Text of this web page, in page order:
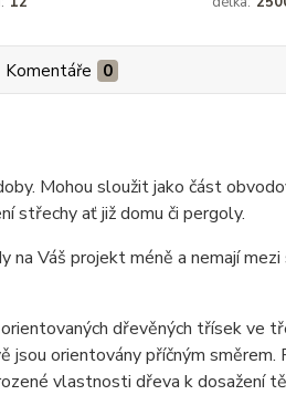
Komentáře 0
Mohou sloužit jako část
střechy ať již domu či pergoly.
Váš projekt méně a nemají mezi
dřevěných třísek ve
orientovány příčným směrem.
vlastnosti dřeva k dosažení